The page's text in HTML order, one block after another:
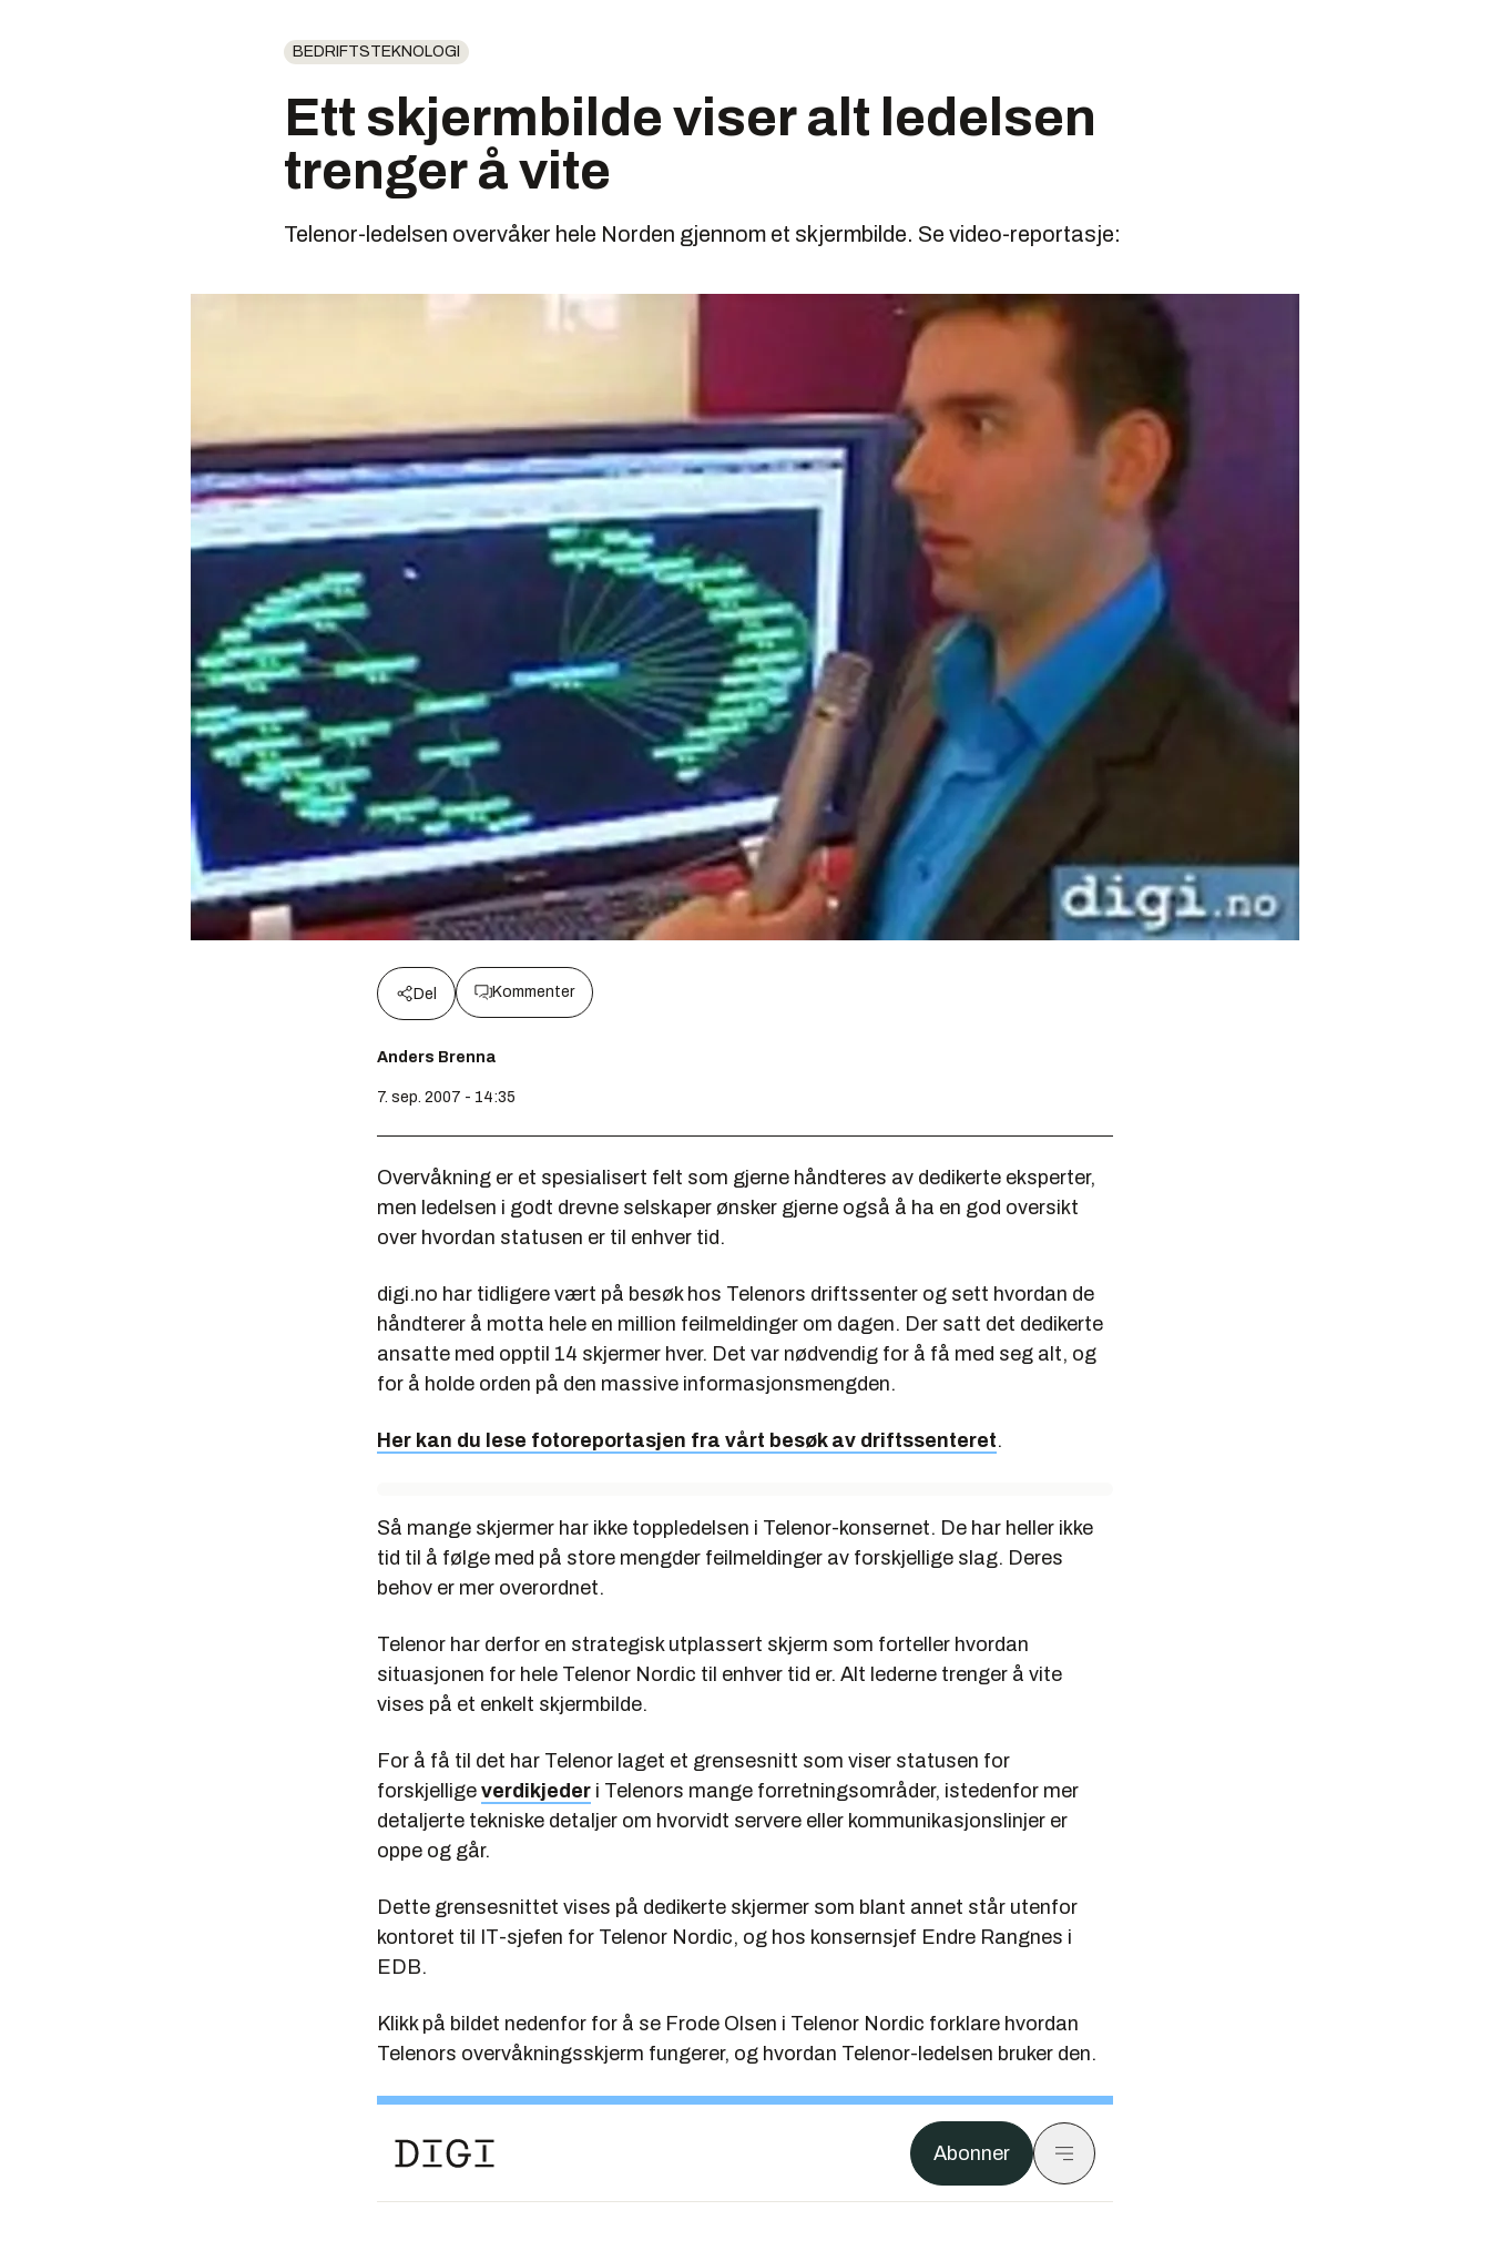
BEDRIFTSTEKNOLOGI
Ett skjermbilde viser alt ledelsen
trenger å vite
Telenor-ledelsen overvåker hele Norden gjennom et skjermbilde. Se video-reportasje:
Del Kommenter
Anders Brenna
7. sep. 2007 - 14:35
Overvåkning er et spesialisert felt som gjerne håndteres av dedikerte eksperter,
men ledelsen i godt drevne selskaper ønsker gjerne også å ha en god oversikt
over hvordan statusen er til enhver tid.
digi.no har tidligere vært på besøk hos Telenors driftssenter og sett hvordan de
håndterer å motta hele en million feilmeldinger om dagen. Der satt det dedikerte
ansatte med opptil 14 skjermer hver. Det var nødvendig for å få med seg alt, og
for å holde orden på den massive informasjonsmengden.
Her kan du lese fotoreportasjen fra vårt besøk av driftssenteret.
Så mange skjermer har ikke toppledelsen i Telenor-konsernet. De har heller ikke
tid til å følge med på store mengder feilmeldinger av forskjellige slag. Deres
behov er mer overordnet.
Telenor har derfor en strategisk utplassert skjerm som forteller hvordan
situasjonen for hele Telenor Nordic til enhver tid er. Alt lederne trenger å vite
vises på et enkelt skjermbilde.
For å få til det har Telenor laget et grensesnitt som viser statusen for
forskjellige verdikjeder i Telenors mange forretningsområder, istedenfor mer
detaljerte tekniske detaljer om hvorvidt servere eller kommunikasjonslinjer er
oppe og går.
Dette grensesnittet vises på dedikerte skjermer som blant annet står utenfor
kontoret til IT-sjefen for Telenor Nordic, og hos konsernsjef Endre Rangnes i
EDB.
Klikk på bildet nedenfor for å se Frode Olsen i Telenor Nordic forklare hvordan
Telenors overvåkningsskjerm fungerer, og hvordan Telenor-ledelsen bruker den.